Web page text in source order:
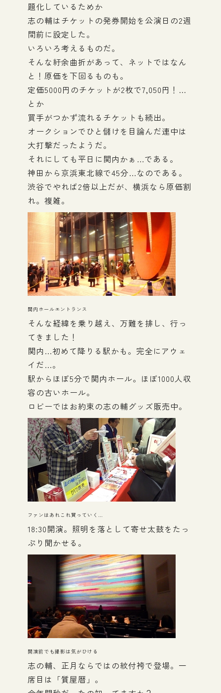
題化しているためか
志の輔はチケットの発券開始を公演日の2週
間前に設定した。
いろいろ考えるものだ。
そんな紆余曲折があって、ネットではなん
と！原価を下回るものも。
定価5000円のチケットが2枚で7,050円！…
とか
買手がつかず流れるチケットも続出。
オークションでひと儲けを目論んだ連中は
大打撃だったようだ。
それにしても平日に関内かぁ…である。
神田から京浜東北線で45分…なのである。
渋谷でやれば2倍以上だが、横浜なら原価割
れ。複雑。
関内ホールエントランス
そんな経緯を乗り越え、万難を排し、行っ
てきました！
関内…初めて降りる駅かも。完全にアウェ
イだ…。
駅からほぼ5分で関内ホール。ほぼ1000人収
容の古いホール。
ロビーではお約束の志の輔グッズ販売中。
ファンはあれこれ買っていく…
18:30開演。照明を落として寄せ太鼓をたっ
ぷり聞かせる。
開演前でも撮影は気がひける
志の輔、正月ならではの紋付袴で登場。一
席目は「質屋暦」。